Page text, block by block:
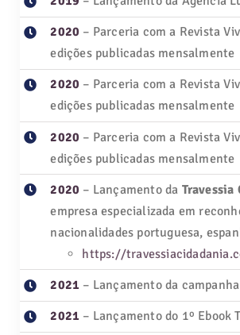
2020 – Parceria com a Revista
edições publicadas mensalmente
2020 – Parceria com a Revista
edições publicadas mensalmente
2020 – Parceria com a Revista
edições publicadas mensalmente
2020 – Lançamento da Travessia
empresa especializada em
nacionalidades portuguesa,
https://
2021 – Lançamento da
2021 – Lançamento do 1º Ebook